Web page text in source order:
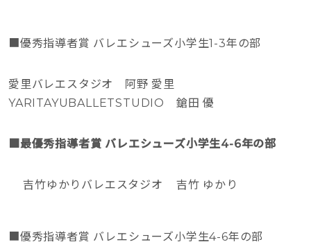
■優秀指導者賞 バレエシューズ小学生1-3年の部
愛里バレエスタジオ 阿野 愛里
YARITAYUBALLETSTUDIO 鎗田 優
■最優秀指導者賞 バレエシューズ小学生4-6年の部
吉竹ゆかりバレエスタジオ 吉竹 ゆかり
■優秀指導者賞 バレエシューズ小学生4-6年の部